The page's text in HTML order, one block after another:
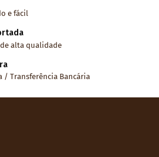
e fácil
alta qualidade
/ Transferência Bancária